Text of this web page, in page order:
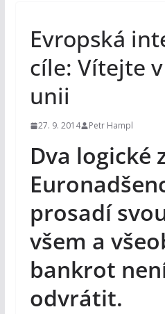
Evropská
cíle: Vítejte
unii
27. 9. 2014 Petr Hampl
Dva logické
prosadí
všem a
bankrot
odvrátit.